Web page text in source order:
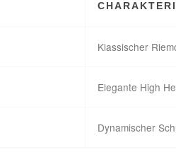
Klassischer
Elegante High
Dynamischer